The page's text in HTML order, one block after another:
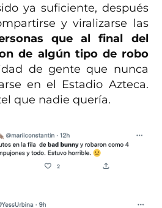
ya suficiente, después
y viralizarse las
que al final del
de algún tipo de robo
de gente que nunca
en el Estadio Azteca.
que nadie quería.